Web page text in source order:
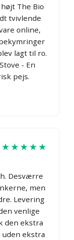
The Bio
tvivlende
online,
lagt til ro.
- En
pejs.
★★★★★
Desværre
men
Levering
venlige
den ekstra
ekstra